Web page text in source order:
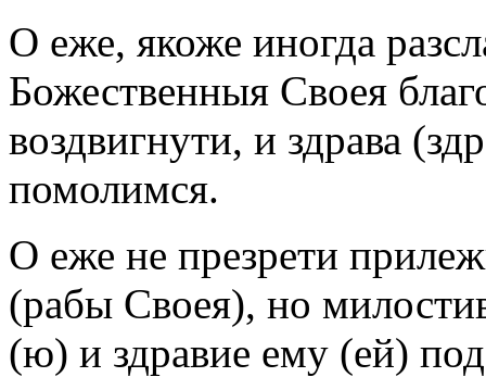
О еже, якоже иногда
Божественныя Своея
воздвигнути, и здрава
помолимся.
О еже не презрети
(рабы Своея), но
(ю) и здравие ему (ей)